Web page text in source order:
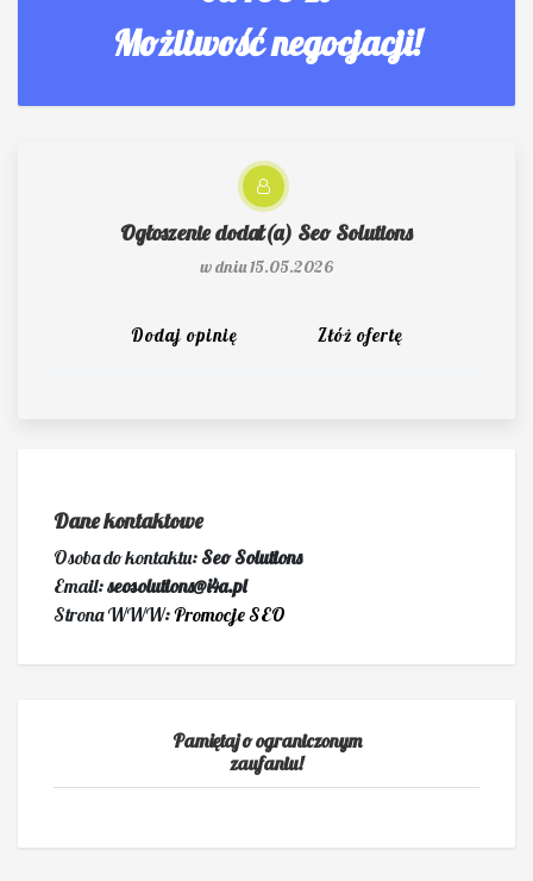
Możliwość negocjacji!
Ogłoszenie dodał(a) Seo Solutions
w dniu 15.05.2026
Dodaj opinię Złóż ofertę
Dane kontaktowe
Osoba do kontaktu:Seo Solutions
Email:seosolutions@i4a.pl
Strona WWW:Promocje SEO
Pamiętaj o ograniczonym
zaufaniu!